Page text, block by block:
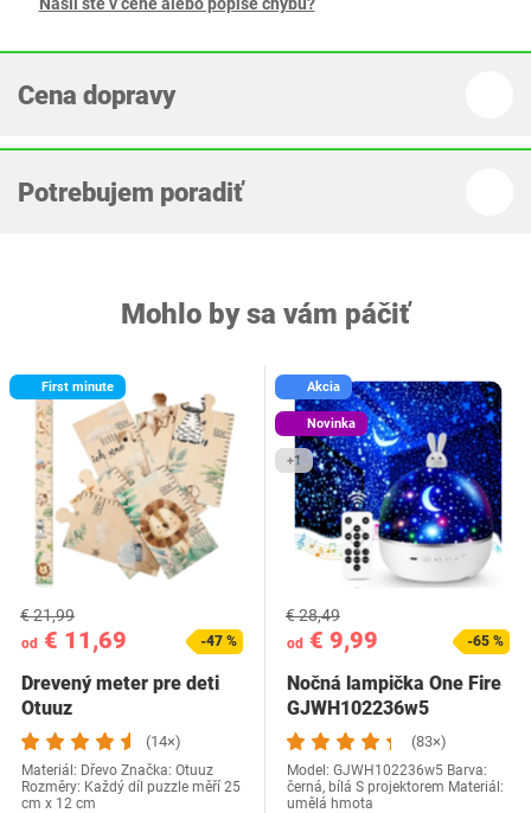
Cena dopravy
Potrebujem poradiť
Mohlo by sa vám páčiť
First minute
od € 11,69
€ 21,99
-47 %
Drevený meter pre deti
Otuuz
(14×)
Materiál: Dřevo Značka: Otuuz
Rozměry: Každý díl puzzle měří 25
cm x 12 cm
Akcia
Novinka
+1
od € 9,99
€ 28,49
-65 %
Nočná lampička One Fire
‎GJWH102236w5
(83×)
Model: ‎GJWH102236w5 Barva:
černá, bílá S projektorem Materiál:
umělá hmota